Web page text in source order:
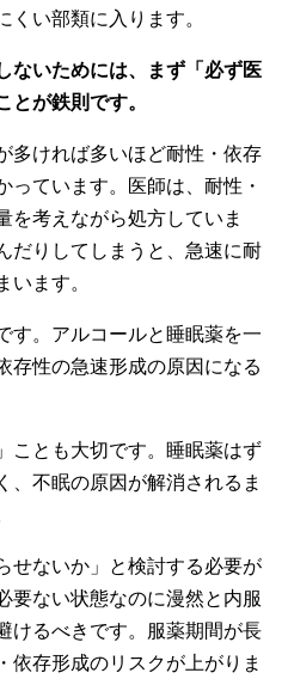
い部類に入ります。
ないためには、まず「必ず医
とが鉄則です。
多ければ多いほど耐性・依存
っています。医師は、耐性・
を考えながら処方していま
だりしてしまうと、急速に耐
います。
す。アルコールと睡眠薬を一
存性の急速形成の原因になる
ことも大切です。睡眠薬はず
、不眠の原因が解消されるま
せないか」と検討する必要が
要ない状態なのに漫然と内服
けるべきです。服薬期間が長
依存形成のリスクが上がりま